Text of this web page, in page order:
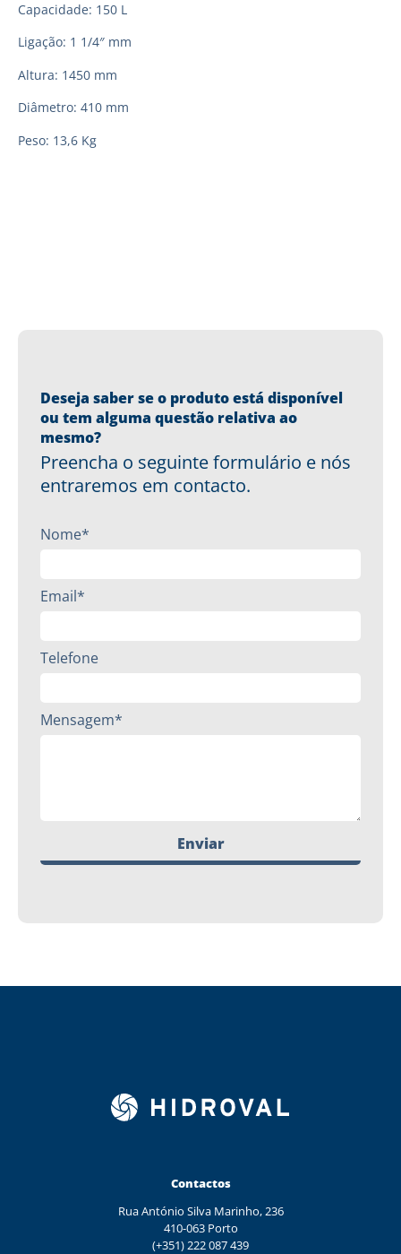
Capacidade: 150 L
Ligação: 1 1/4″ mm
Altura: 1450 mm
Diâmetro: 410 mm
Peso: 13,6 Kg
Deseja saber se o produto está disponível
ou tem alguma questão relativa ao
mesmo?
Preencha o seguinte formulário e nós
entraremos em contacto.
Nome*
Email*
Telefone
Mensagem*
Enviar
Contactos
Rua António Silva Marinho, 236
410-063 Porto
(+351) 222 087 439